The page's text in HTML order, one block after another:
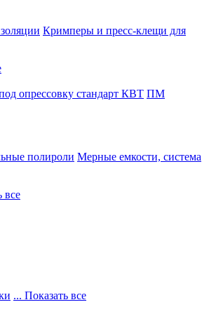
Кримперы и пресс-клещи для
опрессовку стандарт КВТ ПМ
полироли Мерные емкости, система
все
... Показать все